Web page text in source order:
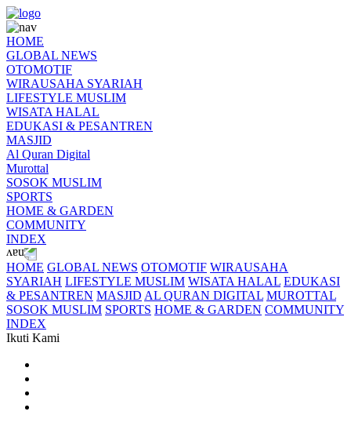
HOME
GLOBAL NEWS
OTOMOTIF
WIRAUSAHA SYARIAH
LIFESTYLE MUSLIM
WISATA HALAL
EDUKASI & PESANTREN
MASJID
Al Quran Digital
Murottal
SOSOK MUSLIM
SPORTS
HOME & GARDEN
COMMUNITY
INDEX
HOME GLOBAL NEWS OTOMOTIF WIRAUSAHA
SYARIAH LIFESTYLE MUSLIM WISATA HALAL EDUKASI
& PESANTREN MASJID AL QURAN DIGITAL MUROTTAL
SOSOK MUSLIM SPORTS HOME & GARDEN COMMUNITY
INDEX
Ikuti Kami